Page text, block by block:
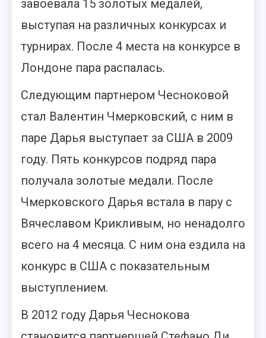
завоевала 15 золотых медалей,
выступая на различных конкурсах и
турнирах. После 4 места на конкурсе в
Лондоне пара распалась.
Следующим партнером Чесноковой
стал Валентин Чмерковский, с ним в
паре Дарья выступает за США в 2009
году. Пять конкурсов подряд пара
получала золотые медали. После
Чмерковского Дарья встала в пару с
Вячеславом Крикливым, но ненадолго
всего на 4 месяца. С ним она ездила на
конкурс в США с показательным
выступлением.
В 2012 году Дарья Чеснокова